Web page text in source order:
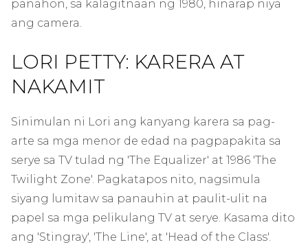
panahon, sa kalagitnaan ng 1980, hinarap niya
ang camera.
LORI PETTY: KARERA AT
NAKAMIT
Sinimulan ni Lori ang kanyang karera sa pag-
arte sa mga menor de edad na pagpapakita sa
serye sa TV tulad ng 'The Equalizer' at 1986 'The
Twilight Zone'. Pagkatapos nito, nagsimula
siyang lumitaw sa panauhin at paulit-ulit na
papel sa mga pelikulang TV at serye. Kasama dito
ang 'Stingray', 'The Line', at 'Head of the Class'.